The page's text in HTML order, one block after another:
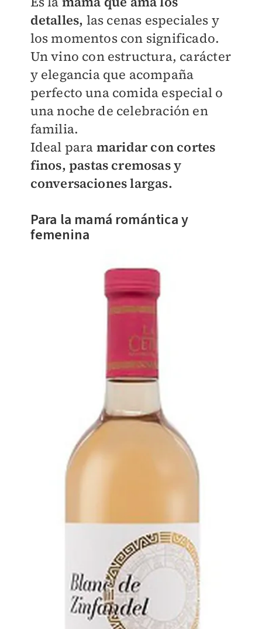
detalles, las cenas especiales y
los momentos con significado.
Un vino con estructura, carácter
y elegancia que acompaña
perfecto una comida especial o
una noche de celebración en
familia.
Ideal para maridar con cortes
finos, pastas cremosas y
conversaciones largas.
Para la mamá romántica y
femenina